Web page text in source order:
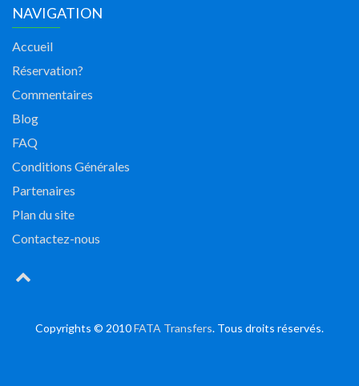
NAVIGATION
Accueil
Réservation?
Commentaires
Blog
FAQ
Conditions Générales
Partenaires
Plan du site
Contactez-nous
Copyrights © 2010FATA Transfers. Tous droits réservés.